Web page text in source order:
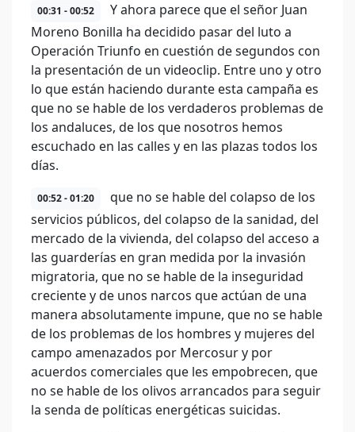
00:31 - 00:52
Y ahora parece que el señor Juan
Moreno Bonilla ha decidido pasar del luto a
Operación Triunfo en cuestión de segundos con
la presentación de un videoclip. Entre uno y otro
lo que están haciendo durante esta campaña es
que no se hable de los verdaderos problemas de
los andaluces, de los que nosotros hemos
escuchado en las calles y en las plazas todos los
días.
00:52 - 01:20
que no se hable del colapso de los
servicios públicos, del colapso de la sanidad, del
mercado de la vivienda, del colapso del acceso a
las guarderías en gran medida por la invasión
migratoria, que no se hable de la inseguridad
creciente y de unos narcos que actúan de una
manera absolutamente impune, que no se hable
de los problemas de los hombres y mujeres del
campo amenazados por Mercosur y por
acuerdos comerciales que les empobrecen, que
no se hable de los olivos arrancados para seguir
la senda de políticas energéticas suicidas.